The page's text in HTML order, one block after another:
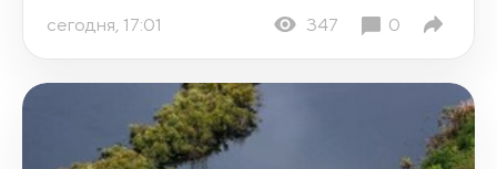
сегодня, 17:01 347 0